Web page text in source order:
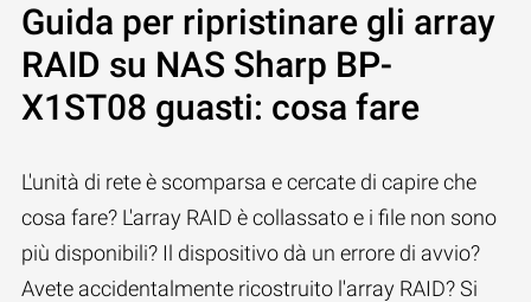
Guida per ripristinare gli array
RAID su NAS Sharp BP-
X1ST08 guasti: cosa fare
L'unità di rete è scomparsa e cercate di capire che
cosa fare? L'array RAID è collassato e i file non sono
più disponibili? Il dispositivo dà un errore di avvio?
Avete accidentalmente ricostruito l'array RAID? Si